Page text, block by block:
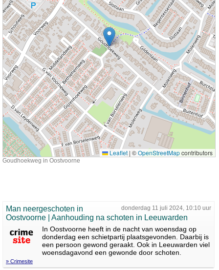
Leaflet | ©OpenStreetMapcontributors
Goudhoekweg in Oostvoorne
donderdag 11 juli 2024, 10:10 uur
Man neergeschoten in
Oostvoorne | Aanhouding na schoten in Leeuwarden
In Oostvoorne heeft in de nacht van woensdag op
donderdag een schietpartij plaatsgevonden. Daarbij is
een persoon gewond geraakt. Ook in Leeuwarden viel
woensdagavond een gewonde door schoten.
» Crimesite